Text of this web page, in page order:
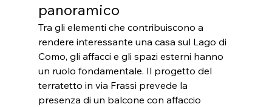
panoramico
Tra gli elementi che contribuiscono a
rendere interessante una casa sul Lago di
Como, gli affacci e gli spazi esterni hanno
un ruolo fondamentale. Il progetto del
terratetto in via Frassi prevede la
presenza di un balcone con affaccio